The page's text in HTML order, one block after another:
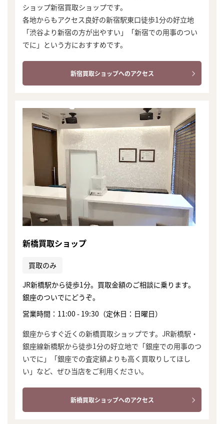
ショップ新宿買取ショップです。
各地からもアクセス良好の新宿駅東口徒歩1分の好立地
「渋谷より新宿の方が出やすい」「新宿での用事のつい
でに」という方におすすめです。
新宿買取ショップへのアクセス
新橋買取ショップ
買取のみ
JR新橋駅から徒歩1分。買取金額のご相談に乗ります。
銀座のついでにどうぞ。
営業時間：11:00 - 19:30（定休日：日曜日）
銀座からすぐ近くの新橋買取ショップです。JR新橋駅・
銀座線新橋駅から徒歩1分の好立地で「銀座での用事のつ
いでに」「銀座での査定額よりも高く買取りしてほし
い」など、ぜひ当店をご利用ください。
新橋買取ショップへのアクセス
まずは